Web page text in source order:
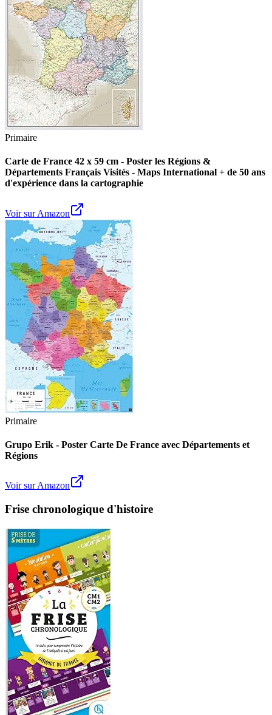
Primaire
Carte de France 42 x 59 cm - Poster les Régions &
Départements Français Visités - Maps International + de 50 ans
d'expérience dans la cartographie
Voir sur Amazon
Primaire
Grupo Erik - Poster Carte De France avec Départements et
Régions
Voir sur Amazon
Frise chronologique d'histoire